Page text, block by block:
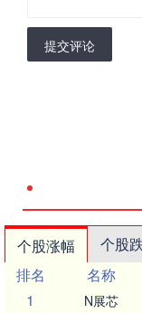
提交评论
个股涨幅 个股
排名
名称
1
N展芯